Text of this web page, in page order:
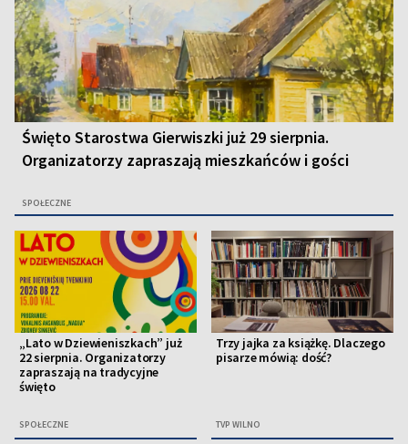
Święto Starostwa Gierwiszki już 29 sierpnia.
Organizatorzy zapraszają mieszkańców i gości
SPOŁECZNE
„Lato w Dziewieniszkach” już
22 sierpnia. Organizatorzy
zapraszają na tradycyjne
święto
SPOŁECZNE
Trzy jajka za książkę. Dlaczego
pisarze mówią: dość?
TVP WILNO